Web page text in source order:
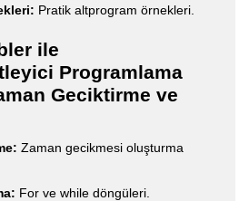
Pratik altprogram örnekleri.
ile
Programlama
Geciktirme ve
Zaman gecikmesi oluşturma
For ve while döngüleri.